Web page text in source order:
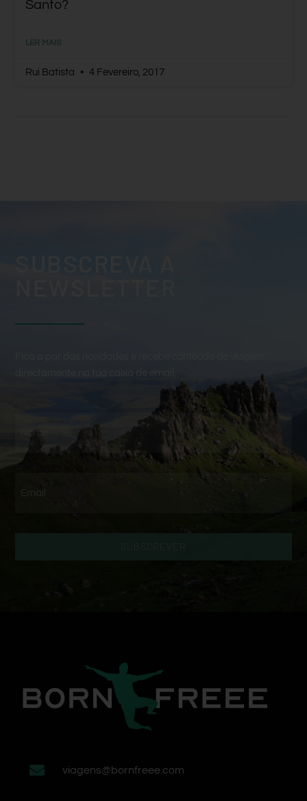
Santo?
LER MAIS
Rui Batista 4 Fevereiro, 2017
directamente na tua caixa de email.
viagens@bornfreee.com